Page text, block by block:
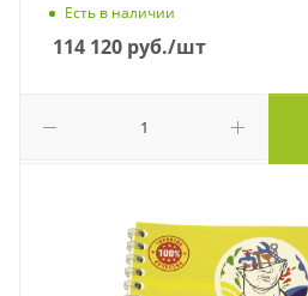
Есть в наличии
114 120 руб./шт